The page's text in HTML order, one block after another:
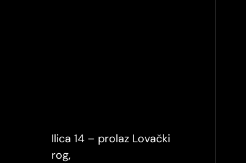
Ilica 14 – prolaz Lovački
rog,